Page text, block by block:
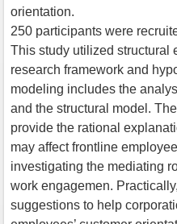
orientation.
250 participants were
This study utilized structural
research framework and
modeling includes the
and the structural model.
provide the rational
may affect frontline
investigating the mediating
work engagemen.
suggestions to help